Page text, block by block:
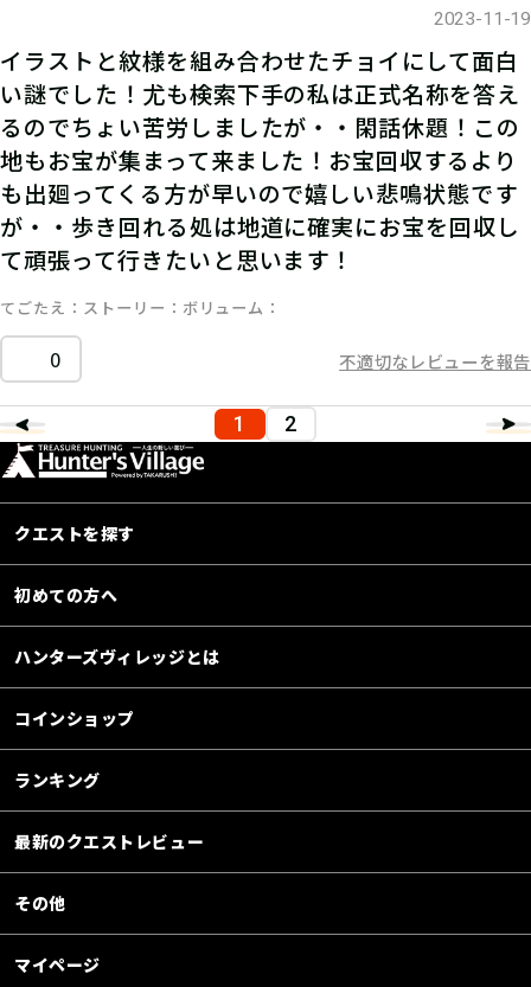
2023-11-19
イラストと紋様を組み合わせたチョイにして面白
い謎でした！尤も検索下手の私は正式名称を答え
るのでちょい苦労しましたが・・閑話休題！この
地もお宝が集まって来ました！お宝回収するより
も出廻ってくる方が早いので嬉しい悲鳴状態です
が・・歩き回れる処は地道に確実にお宝を回収し
て頑張って行きたいと思います！
てごたえ ストーリー ボリューム
0 不適切なレビューを報告
1 2
クエストを探す
初めての方へ
ハンターズヴィレッジとは
コインショップ
ランキング
最新のクエストレビュー
その他
マイページ